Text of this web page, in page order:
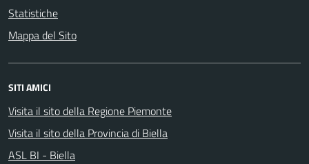
Statistiche
Mappa del Sito
SITI AMICI
Visita il sito della Regione Piemonte
Visita il sito della Provincia di Biella
ASL BI - Biella